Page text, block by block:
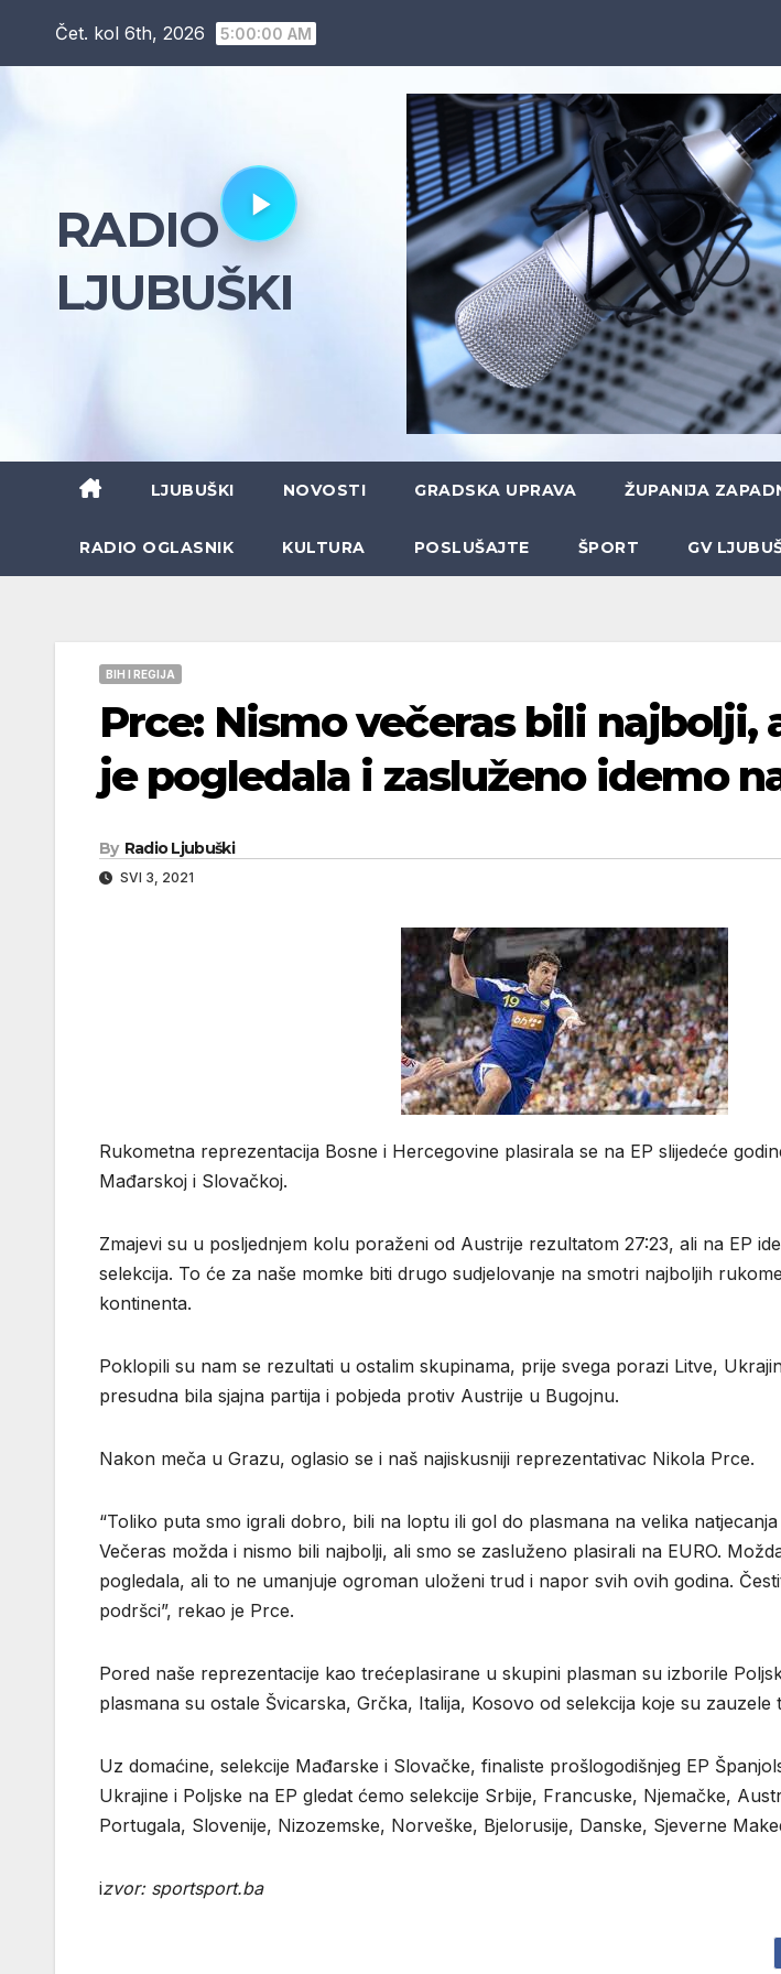
Čet. kol 6th, 2026 5:00:01 AM
RADIO
LJUBUŠKI
LJUBUŠKI NOVOSTI GRADSKA UPRAVA ŽUPANIJA
RADIO OGLASNIK KULTURA POSLUŠAJTE ŠPORT GV
BIH I REGIJA
Prce: Nismo večeras bili najbolji,
je pogledala i zasluženo idemo
By Radio Ljubuški
SVI 3, 2021
Rukometna reprezentacija Bosne i Hercegovine plasirala se na EP slijedeće
Mađarskoj i Slovačkoj.
Zmajevi su u posljednjem kolu poraženi od Austrije rezultatom 27:23, ali na EP
selekcija. To će za naše momke biti drugo sudjelovanje na smotri najboljih
kontinenta.
Poklopili su nam se rezultati u ostalim skupinama, prije svega porazi Litve,
presudna bila sjajna partija i pobjeda protiv Austrije u Bugojnu.
Nakon meča u Grazu, oglasio se i naš najiskusniji reprezentativac Nikola Prce.
“Toliko puta smo igrali dobro, bili na loptu ili gol do plasmana na velika
Večeras možda i nismo bili najbolji, ali smo se zasluženo plasirali na EURO.
pogledala, ali to ne umanjuje ogroman uloženi trud i napor svih ovih godina.
podršci”, rekao je Prce.
Pored naše reprezentacije kao trećeplasirane u skupini plasman su izborile
plasmana su ostale Švicarska, Grčka, Italija, Kosovo od selekcija koje su zauzele
Uz domaćine, selekcije Mađarske i Slovačke, finaliste prošlogodišnjeg EP
Ukrajine i Poljske na EP gledat ćemo selekcije Srbije, Francuske, Njemačke,
Portugala, Slovenije, Nizozemske, Norveške, Bjelorusije, Danske, Sjeverne
izvor: sportsport.ba